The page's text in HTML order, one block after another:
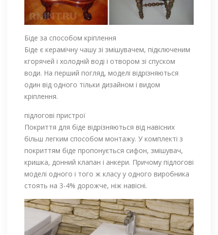
Біде за способом кріплення
Біде є керамічну чашу зі змішувачем, підключеним
кгорячей і холодній воді і отвором зі спуском
води. На перший погляд, моделі відрізняються
один від одного тільки дизайном і видом
кріплення.
підлогові пристрої
Покриття для біде відрізняються від навісних
більш легким способом монтажу. У комплекті з
покриттям біде пропонується сифон, змішувач,
кришка, донний клапан і анкери. Причому підлогові
моделі одного і того ж класу у одного виробника
стоять на 3-4% дорожче, ніж навісні.